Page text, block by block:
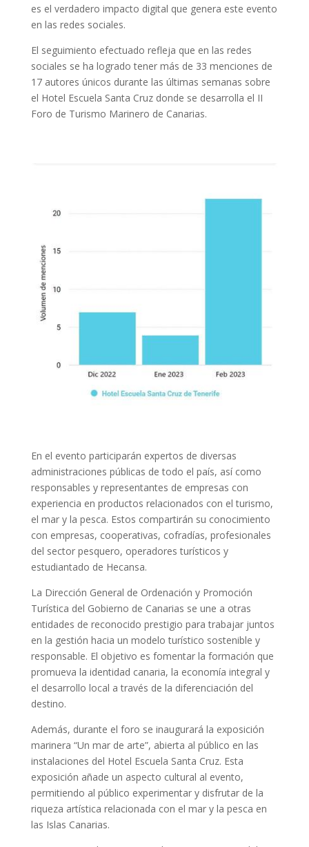
es el verdadero impacto digital que genera este evento
en las redes sociales.
El seguimiento efectuado refleja que en las redes
sociales se ha logrado tener más de 33 menciones de
17 autores únicos durante las últimas semanas sobre
el Hotel Escuela Santa Cruz donde se desarrolla el II
Foro de Turismo Marinero de Canarias.
En el evento participarán expertos de diversas
administraciones públicas de todo el país, así como
responsables y representantes de empresas con
experiencia en productos relacionados con el turismo,
el mar y la pesca. Estos compartirán su conocimiento
con empresas, cooperativas, cofradías, profesionales
del sector pesquero, operadores turísticos y
estudiantado de Hecansa.
La Dirección General de Ordenación y Promoción
Turística del Gobierno de Canarias se une a otras
entidades de reconocido prestigio para trabajar juntos
en la gestión hacia un modelo turístico sostenible y
responsable. El objetivo es fomentar la formación que
promueva la identidad canaria, la economía integral y
el desarrollo local a través de la diferenciación del
destino.
Además, durante el foro se inaugurará la exposición
marinera “Un mar de arte”, abierta al público en las
instalaciones del Hotel Escuela Santa Cruz. Esta
exposición añade un aspecto cultural al evento,
permitiendo al público experimentar y disfrutar de la
riqueza artística relacionada con el mar y la pesca en
las Islas Canarias.